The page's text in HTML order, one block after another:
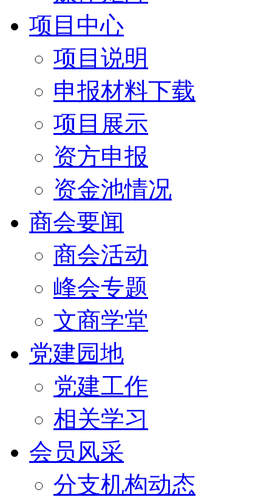
项目中心
项目说明
申报材料下载
项目展示
资方申报
资金池情况
商会要闻
商会活动
峰会专题
文商学堂
党建园地
党建工作
相关学习
会员风采
分支机构动态